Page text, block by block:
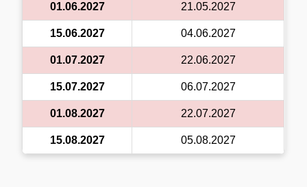
01.06.2027 21.05.2027
15.06.2027 04.06.2027
01.07.2027 22.06.2027
15.07.2027 06.07.2027
01.08.2027 22.07.2027
15.08.2027 05.08.2027